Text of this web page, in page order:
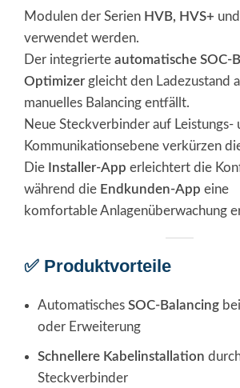
Modulen der Serien HVB, HVS+ und
verwendet werden.
Der integrierte automatische SOC-
Optimizer gleicht den Ladezustand
manuelles Balancing entfällt.
Neue Steckverbinder auf Leistungs-
Kommunikationsebene verkürzen
Die Installer-App erleichtert die
während die Endkunden-App eine
komfortable Anlagenüberwachung
✅ Produktvorteile
Automatisches SOC-Balancing
oder Erweiterung
Schnellere Kabelinstallation
Steckverbinder